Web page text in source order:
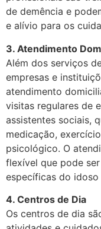
de demência e
e alívio para os
3. Atendimento
Além dos serviços
empresas e
atendimento
visitas regulares de
assistentes sociais,
medicação,
psicológico. O
flexível que pode
específicas do
4. Centros de Dia
Os centros de dia